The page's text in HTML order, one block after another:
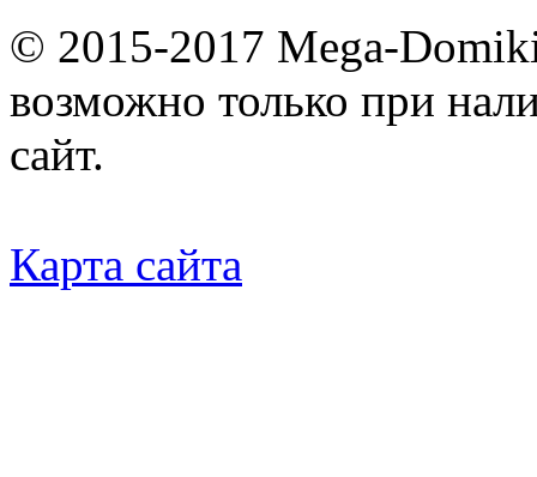
© 2015-2017 Mega-
возможно только при
сайт.
Карта сайта